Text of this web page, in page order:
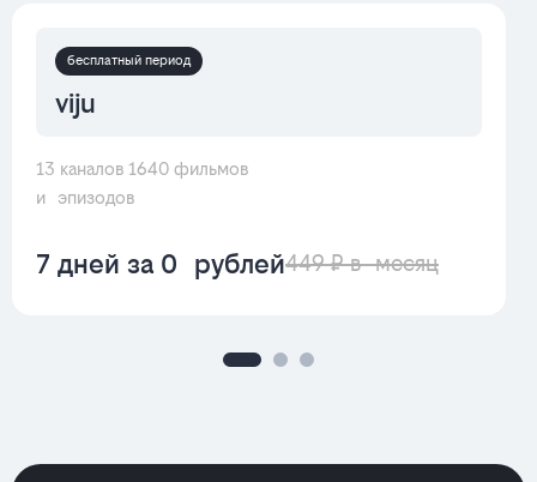
бесплатный период
viju
13 каналов 1640 фильмов
и эпизодов
7 дней за 0 рублей449 ₽ в месяц